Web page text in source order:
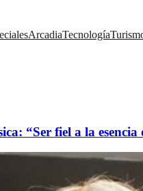
ArcadiaTecnología
“Ser fiel a la esencia